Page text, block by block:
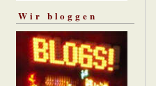
Wir bloggen